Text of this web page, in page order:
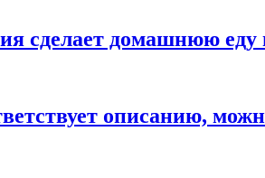
сделает домашнюю еду
описанию,